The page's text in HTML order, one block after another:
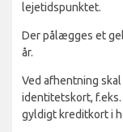
lejetidspunktet.
Der pålægges et
år.
Ved afhentning
identitetskort,
gyldigt kreditkort i